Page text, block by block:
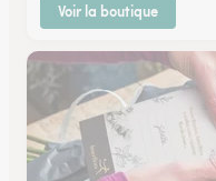
Voir la boutique